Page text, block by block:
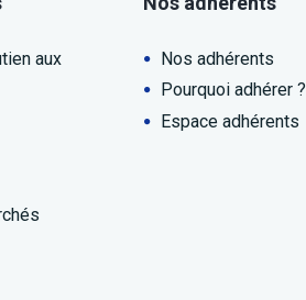
aux
Nos adhérents
Pourquoi adhérer ?
Espace adhérents